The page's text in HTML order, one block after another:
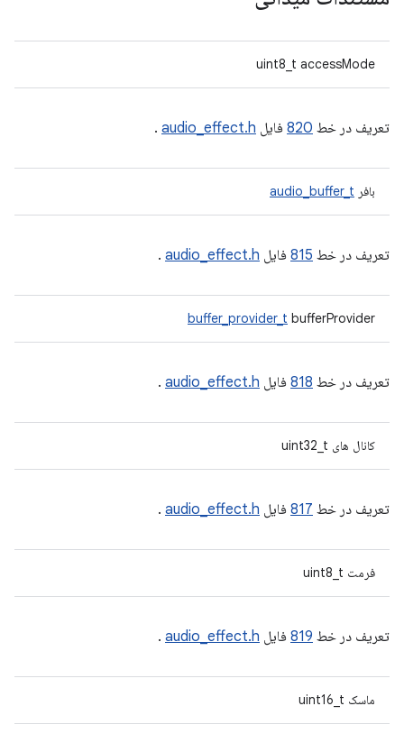
uint8_t accessMode
تعریف در خط 820 فایل audio_effect.h
.
بافر audio_buffer_t
تعریف در خط 815 فایل audio_effect.h
.
buffer_provider_t bufferProvider
تعریف در خط 818 فایل audio_effect.h
.
کانال های uint32_t
تعریف در خط 817 فایل audio_effect.h
.
فرمت uint8_t
تعریف در خط 819 فایل audio_effect.h
.
ماسک uint16_t